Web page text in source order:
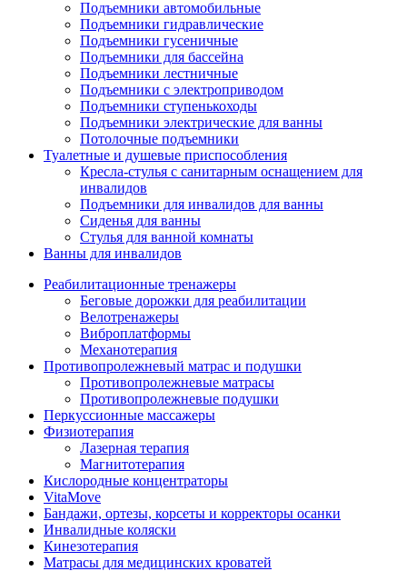
Подъемники автомобильные
Подъемники гидравлические
Подъемники гусеничные
Подъемники для бассейна
Подъемники лестничные
Подъемники с электроприводом
Подъемники ступенькоходы
Подъемники электрические для ванны
Потолочные подъемники
Туалетные и душевые приспособления
Кресла-стулья с санитарным оснащением для
инвалидов
Подъемники для инвалидов для ванны
Сиденья для ванны
Стулья для ванной комнаты
Ванны для инвалидов
Реабилитационные тренажеры
Беговые дорожки для реабилитации
Велотренажеры
Виброплатформы
Механотерапия
Противопролежневый матрас и подушки
Противопролежневые матрасы
Противопролежневые подушки
Перкуссионные массажеры
Физиотерапия
Лазерная терапия
Магнитотерапия
Кислородные концентраторы
VitaMove
Бандажи, ортезы, корсеты и корректоры осанки
Инвалидные коляски
Кинезотерапия
Матрасы для медицинских кроватей